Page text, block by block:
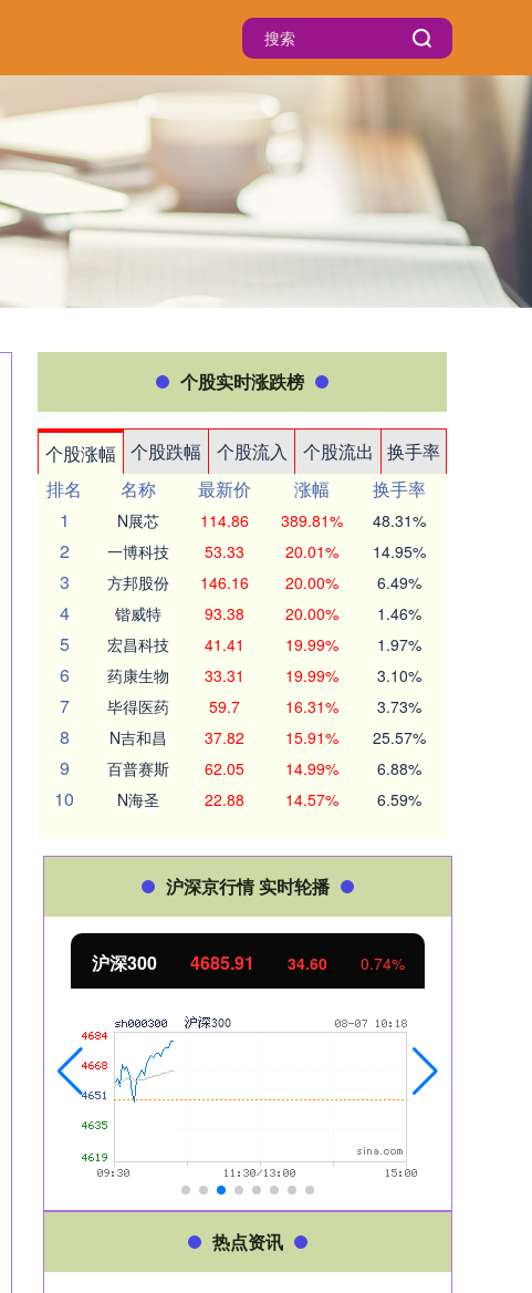
个股实时涨跌榜
个股涨幅 个股跌幅 个股流入 个股流出
换手率
排名
名称 最新价 涨幅
换手率
1
N展芯 114.86 389.81% 48.31%
2 一博科技 53.33 20.01% 14.95%
3 方邦股份 146.16 20.00% 6.49%
4 锴威特 93.38 20.00% 1.46%
5 宏昌科技 41.41 19.99% 1.97%
6 药康生物 33.31 19.99% 3.10%
7 毕得医药 59.7 16.31% 3.73%
8 N吉和昌 37.82 15.91% 25.57%
9 百普赛斯 62.05 14.99% 6.88%
10 N海圣 22.88 14.57% 6.59%
沪深京行情 实时轮播
沪深300 4685.91 34.60 0.74%
热点资讯